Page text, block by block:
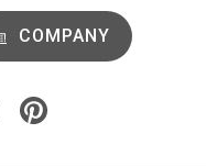
COMPANY